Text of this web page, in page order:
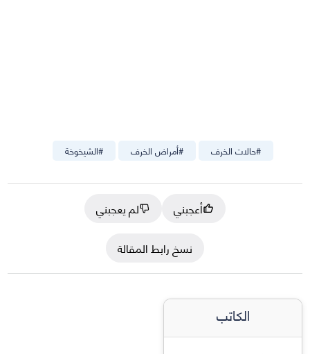
#الشيخوخة #أمراض الخرف #حالات الخرف
أعجبني
لم يعجبني
نسخ رابط المقالة
الكاتب